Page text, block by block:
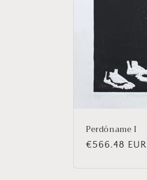
Perdóname I
Precio
€566.48 EUR